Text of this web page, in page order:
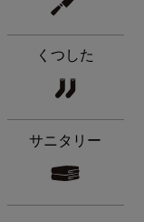
くつした
サニタリー